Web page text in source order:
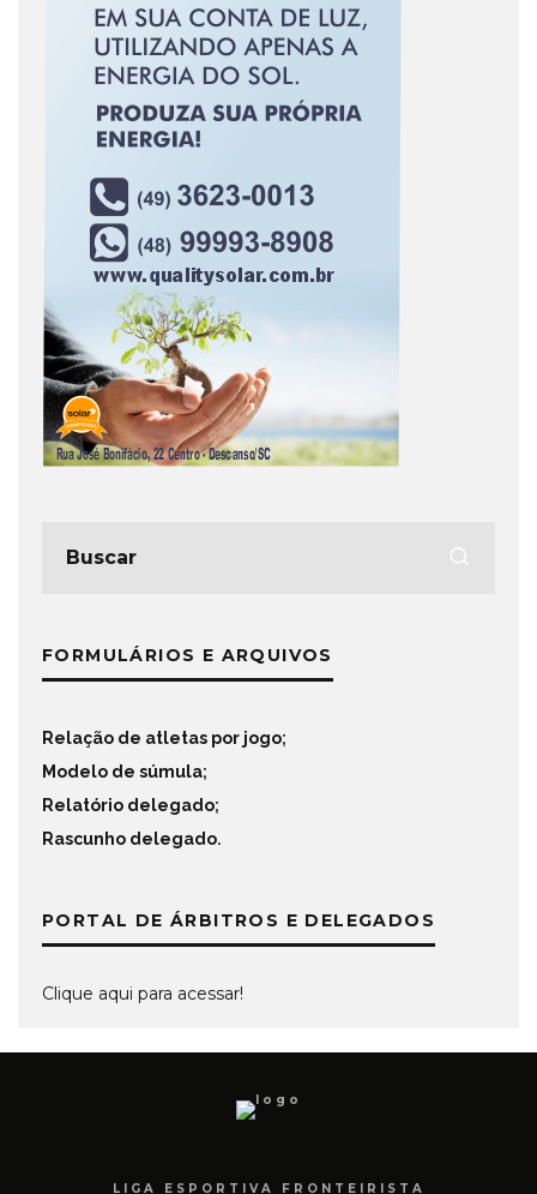
FORMULÁRIOS E ARQUIVOS
Relação de atletas por jogo;
Modelo de súmula;
Relatório delegado;
Rascunho delegado.
PORTAL DE ÁRBITROS E DELEGADOS
Clique aqui para acessar!
LIGA ESPORTIVA FRONTEIRISTA